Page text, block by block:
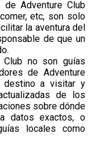
de Adventure Club
etc, son solo
la aventura del
de que un
Club no son guías
de Adventure
destino a visitar y
de los
sobre dónde
datos exactos, o
locales como